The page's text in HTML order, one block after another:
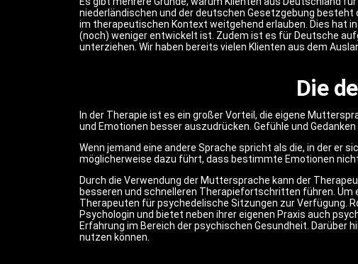
niederländischen und der deutschen Gesetzgebung besteht
im therapeutischen Kontext weitgehend erlauben. Dies hat
(noch) weniger entwickelt ist. Zudem ist es für Deutsche
unterziehen. Wir haben bereits vielen Klienten aus dem
Die
In der Therapie ist es ein großer Vorteil, die eigene
und Emotionen besser auszudrücken. Gefühle und
Wenn jemand eine andere Sprache spricht als die, in der er
möglicherweise dazu führt, dass bestimmte Emotionen
Durch die Verwendung der Muttersprache kann der
besseren und schnelleren Therapiefortschritten führen.
Therapeuten für psychedelische Sitzungen zur Verfügung.
Psychologin und bietet neben ihrer eigenen Praxis auch
Erfahrung im Bereich der psychischen Gesundheit.
nutzen können.